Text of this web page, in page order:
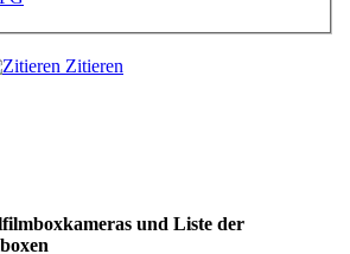
Zitieren
und Liste der